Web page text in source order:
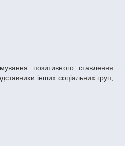
інших соціальних груп,